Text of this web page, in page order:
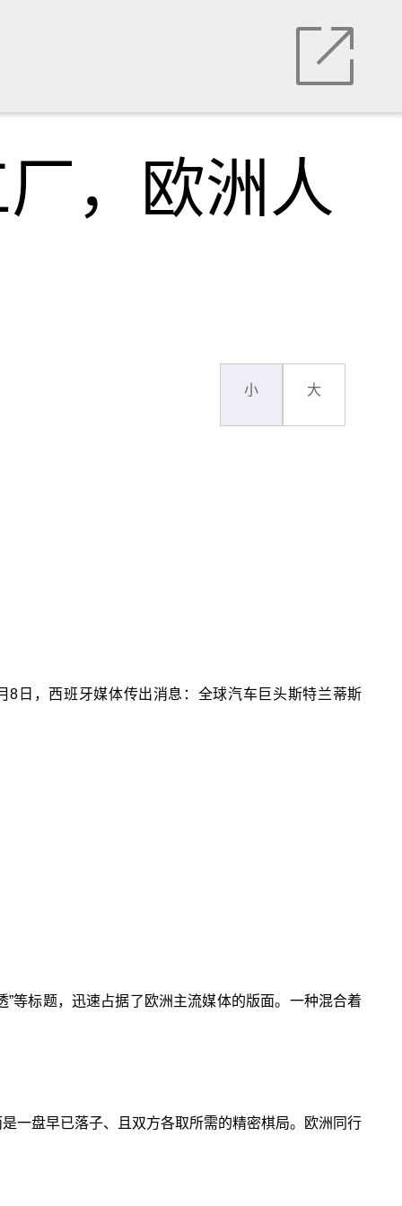
，欧洲人
小 大
日，西班牙媒体传出消息：全球汽车巨头斯特兰蒂斯
”等标题，迅速占据了欧洲主流媒体的版面。一种混合着
一盘早已落子、且双方各取所需的精密棋局。欧洲同行